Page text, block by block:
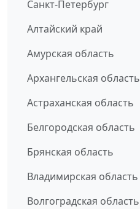
Санкт-Петербург
Алтайский край
Амурская область
Архангельская область
Астраханская область
Белгородская область
Брянская область
Владимирская область
Волгоградская область